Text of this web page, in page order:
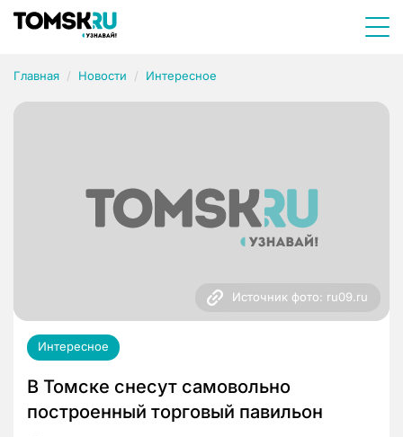
Главная Новости Интересное
Источник фото: ru09.ru
Интересное
В Томске снесут самовольно
построенный торговый павильон